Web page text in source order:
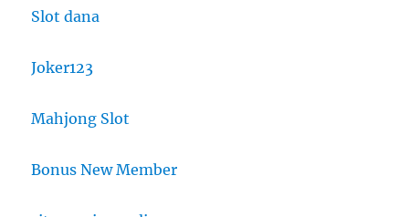
Slot dana
Joker123
Mahjong Slot
Bonus New Member